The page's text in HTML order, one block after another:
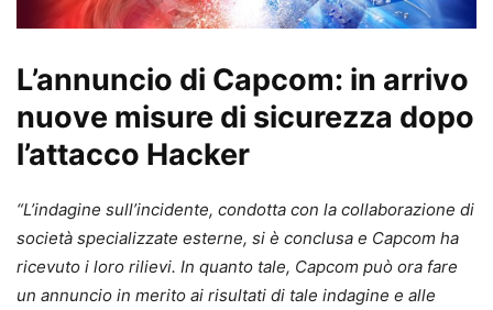
L’annuncio di Capcom: in arrivo
nuove misure di sicurezza dopo
l’attacco Hacker
“L’indagine sull’incidente, condotta con la collaborazione di
società specializzate esterne, si è conclusa e Capcom ha
ricevuto i loro rilievi. In quanto tale, Capcom può ora fare
un annuncio in merito ai risultati di tale indagine e alle